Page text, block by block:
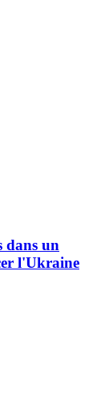
dans un
l'Ukraine